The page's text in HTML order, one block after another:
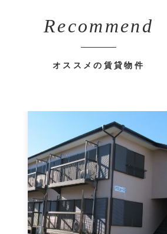
Recommend
オススメの賃貸物件